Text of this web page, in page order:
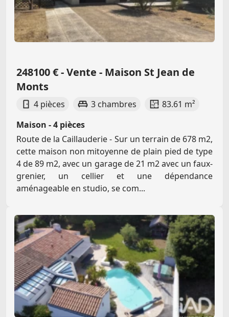
248100 € - Vente - Maison St Jean de
Monts
4 pièces 3 chambres
83.61 m²
Maison - 4 pièces
Route de la Caillauderie - Sur un terrain de 678 m2,
cette maison non mitoyenne de plain pied de type
4 de 89 m2, avec un garage de 21 m2 avec un faux-
grenier, un cellier et une dépendance
aménageable en studio, se com...